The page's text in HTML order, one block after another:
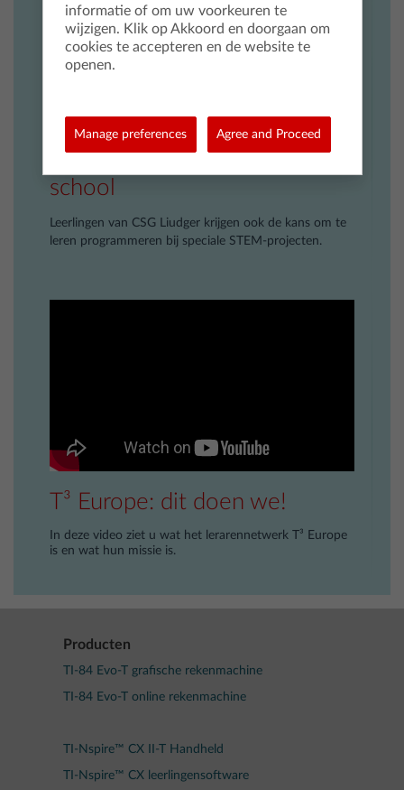
school
Leerlingen van CSG Liudger krijgen ook de kans om te
leren programmeren bij speciale STEM-projecten.
T³ Europe: dit doen we!
In deze video ziet u wat het lerarennetwerk T³ Europe
is en wat hun missie is.
Producten
TI-84 Evo-T grafische rekenmachine
TI-84 Evo-T online rekenmachine
TI-Nspire™ CX II-T Handheld
TI-Nspire™ CX leerlingensoftware
informatie of om uw voorkeuren te
wijzigen. Klik op Akkoord en doorgaan om
cookies te accepteren en de website te
openen.
Manage preferences Agree and Proceed
Naam*
Bevestig uw e-mailadres*
Ik ben akkoord met het gebruik van mijn gegevens voor